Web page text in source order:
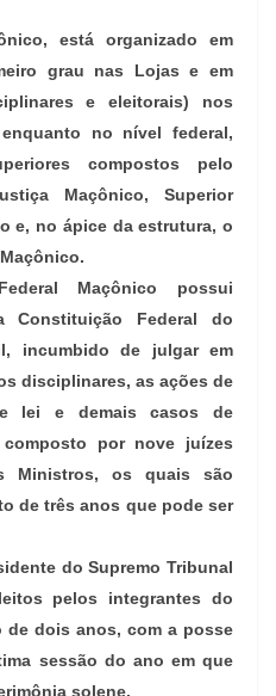
está organizado em
grau nas Lojas e em
e eleitorais) nos
no nível federal,
compostos pelo
Maçônico, Superior
e, no ápice da estrutura, o
Maçônico possui
Constituição Federal do
incumbido de julgar em
disciplinares, as ações de
lei e demais casos de
por nove juízes
Ministros, os quais são
de três anos que pode ser
do Supremo Tribunal
pelos integrantes do
de dois anos, com a posse
sessão do ano em que
solene.